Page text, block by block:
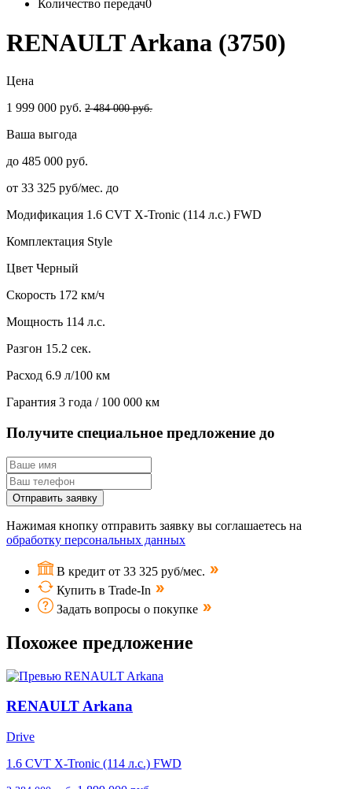
Количество передач0
RENAULT Arkana (3750)
Цена
1 999 000 руб. 2 484 000 руб.
Ваша выгода
до 485 000 руб.
от 33 325 руб/мес. до
Модификация 1.6 CVT X-Tronic (114 л.с.) FWD
Комплектация Style
Цвет Черный
Скорость 172 км/ч
Мощность 114 л.с.
Разгон 15.2 сек.
Расход 6.9 л/100 км
Гарантия 3 года / 100 000 км
Получите специальное предложение до
Отправить заявку
Нажимая кнопку отправить заявку вы соглашаетесь на
обработку персональных данных
В кредит от 33 325 руб/мес.
Купить в Trade-In
Задать вопросы о покупке
Похожее предложение
RENAULT Arkana
Drive
1.6 CVT X-Tronic (114 л.с.) FWD